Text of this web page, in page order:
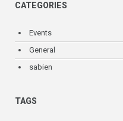
CATEGORIES
Events
General
sabien
TAGS